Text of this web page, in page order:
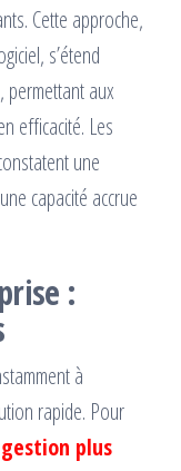
Cette approche,
s’étend
permettant aux
efficacité. Les
une
capacité accrue
:
à
rapide. Pour
plus